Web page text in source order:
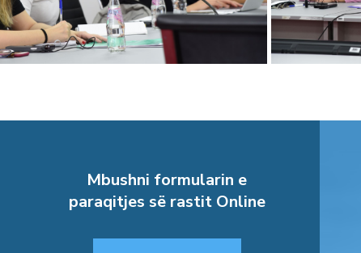
Mbushni formularin e
paraqitjes së rastit Online